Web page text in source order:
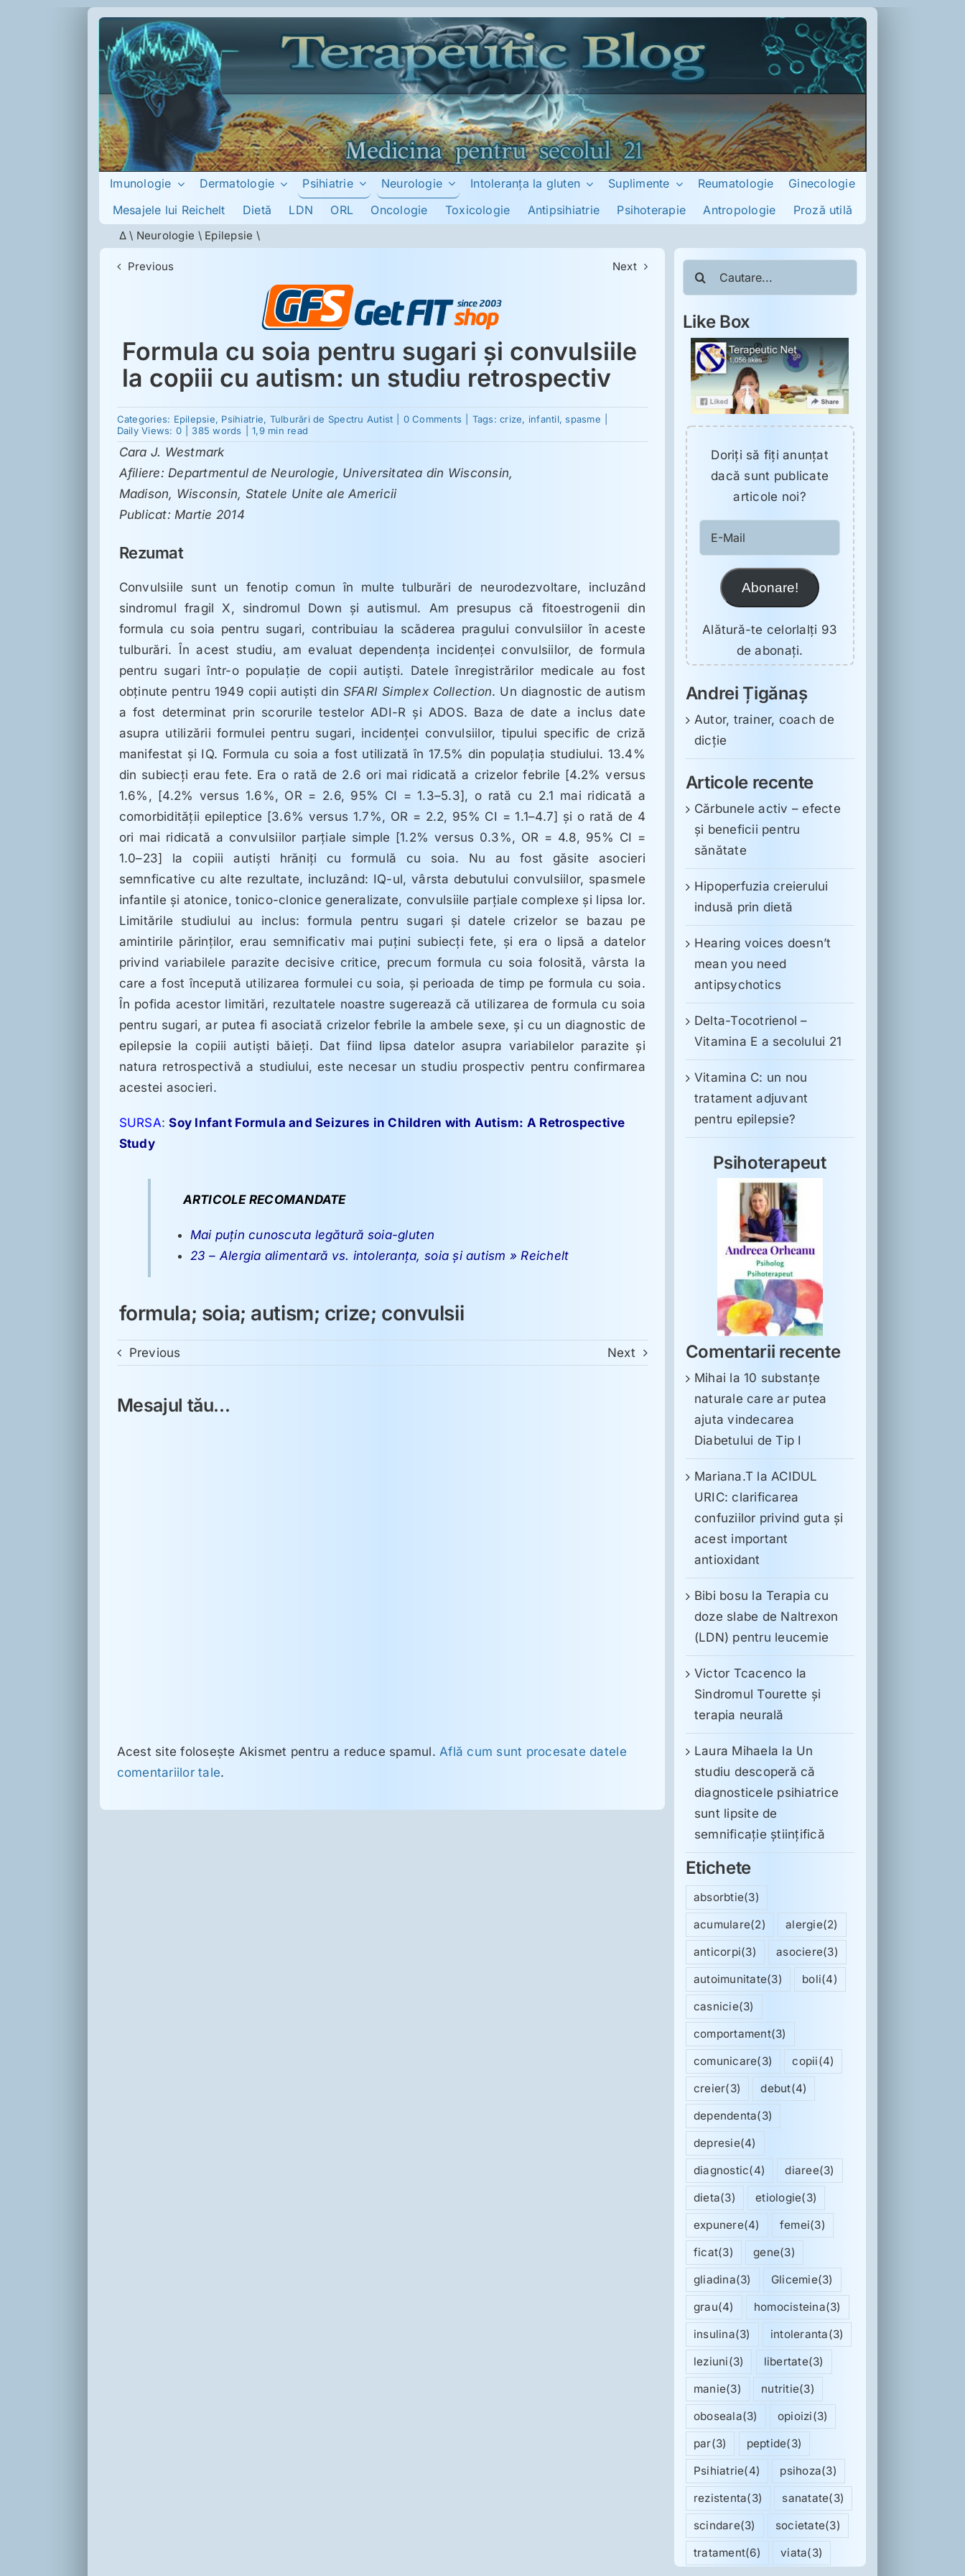
Imunologie Dermatologie Psihiatrie Neurologie Intoleranţa la gluten Suplimente Reumatologie
Ginecologie
Mesajele lui Reichelt
Dietă LDN ORL Oncologie Toxicologie Antipsihiatrie Psihoterapie Antropologie Proză utilă
Δ \ Neurologie \ Epilepsie \
Previous Next
Formula cu soia pentru sugari şi convulsiile
la copiii cu autism: un studiu retrospectiv
Categories: Epilepsie, Psihiatrie, Tulburări de Spectru Autist 0 Comments on
sugari
Tags:crize, infantil, spasme
Daily Views: 0
385 words 1,9 min read
Cara J. Westmark
Afiliere: Departmentul de Neurologie, Universitatea din Wisconsin,
Madison, Wisconsin, Statele Unite ale Americii
Publicat: Martie 2014
Rezumat
Convulsiile sunt un fenotip comun în multe tulburări de neurodezvoltare, incluzând
sindromul fragil X, sindromul Down şi autismul. Am presupus că fitoestrogenii din
formula cu soia pentru sugari, contribuiau la scăderea pragului convulsiilor în aceste
tulburări. În acest studiu, am evaluat dependenţa incidenţei convulsiilor, de formula
pentru sugari într-o populaţie de copii autişti. Datele înregistrărilor medicale au fost
obţinute pentru 1949 copii autişti din SFARI Simplex Collection. Un diagnostic de autism
a fost determinat prin scorurile testelor ADI-R şi ADOS. Baza de date a inclus date
asupra utilizării formulei pentru sugari, incidenţei convulsiilor, tipului specific de criză
manifestat şi IQ. Formula cu soia a fost utilizată în 17.5% din populaţia studiului. 13.4%
din subiecţi erau fete. Era o rată de 2.6 ori mai ridicată a crizelor febrile [4.2% versus
1.6%, [4.2% versus 1.6%, OR = 2.6, 95% CI = 1.3–5.3], o rată cu 2.1 mai ridicată a
comorbidităţii epileptice [3.6% versus 1.7%, OR = 2.2, 95% CI = 1.1–4.7] şi o rată de 4
ori mai ridicată a convulsiilor parţiale simple [1.2% versus 0.3%, OR = 4.8, 95% CI =
1.0–23] la copiii autişti hrăniţi cu formulă cu soia. Nu au fost găsite asocieri
semnficative cu alte rezultate, incluzând: IQ-ul, vârsta debutului convulsiilor, spasmele
infantile şi atonice, tonico-clonice generalizate, convulsiile parţiale complexe şi lipsa lor.
Limitările studiului au inclus: formula pentru sugari şi datele crizelor se bazau pe
amintirile părinţilor, erau semnificativ mai puţini subiecţi fete, şi era o lipsă a datelor
privind variabilele parazite decisive critice, precum formula cu soia folosită, vârsta la
care a fost începută utilizarea formulei cu soia, şi perioada de timp pe formula cu soia.
În pofida acestor limitări, rezultatele noastre sugerează că utilizarea de formula cu soia
pentru sugari, ar putea fi asociată crizelor febrile la ambele sexe, şi cu un diagnostic de
epilepsie la copiii autişti băieţi. Dat fiind lipsa datelor asupra variabilelor parazite şi
natura retrospectivă a studiului, este necesar un studiu prospectiv pentru confirmarea
acestei asocieri.
SURSA:Soy Infant Formula and Seizures in Children with Autism: A Retrospective
Study
ARTICOLE RECOMANDATE
Mai puţin cunoscuta legătură soia-gluten
23 – Alergia alimentară vs. intoleranţa, soia şi autism » Reichelt
formula; soia; autism; crize; convulsii
Previous Next
Mesajul tău...
Acest site folosește Akismet pentru a reduce spamul.Află cum sunt procesate datele
comentariilor tale.
Like Box
Doriţi să fiţi anunţat
dacă sunt publicate
articole noi?
Mail
Abonare!
Alătură-te celorlalți 93
de abonați.
Andrei Țigănaș
Autor, trainer, coach de
dicție
Articole recente
Cărbunele activ – efecte
și beneficii pentru
sănătate
Hipoperfuzia creierului
indusă prin dietă
Hearing voices doesn’t
mean you need
antipsychotics
Delta-Tocotrienol –
Vitamina E a secolului 21
Vitamina C: un nou
tratament adjuvant
pentru epilepsie?
Psihoterapeut
Comentarii recente
Mihai la10 substanţe
naturale care ar putea
ajuta vindecarea
Diabetului de Tip I
Mariana.T la ACIDUL
URIC: clarificarea
confuziilor privind guta și
acest important
antioxidant
Bibi bosu laTerapia cu
doze slabe de Naltrexon
(LDN) pentru leucemie
Victor Tcacenco la
Sindromul Tourette şi
terapia neurală
Laura Mihaela la Un
studiu descoperă că
diagnosticele psihiatrice
sunt lipsite de
semnificație științifică
Etichete
absorbtie(3)
acumulare(2) alergie(2)
anticorpi(3) asociere(3)
autoimunitate(3) boli(4)
casnicie(3)
comportament(3)
comunicare(3) copii(4)
creier(3) debut(4)
dependenta(3)
depresie(4)
diagnostic(4) diaree(3)
dieta(3) etiologie(3)
expunere(4) femei(3)
ficat(3) gene(3)
gliadina(3) Glicemie(3)
grau(4) homocisteina(3)
insulina(3) intoleranta(3)
leziuni(3) libertate(3)
manie(3) nutritie(3)
oboseala(3) opioizi(3)
par(3) peptide(3)
Psihiatrie(4) psihoza(3)
rezistenta(3) sanatate(3)
scindare(3) societate(3)
tratament(6) viata(3)